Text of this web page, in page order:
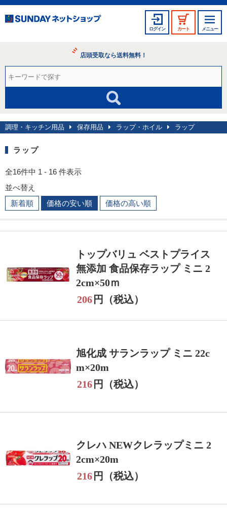
ログイン カート メニュー
店頭受取なら送料無料！
調理・キッチン用品 保存用品 ラップ・ホイル ラップ
ラップ
全16件中 1 - 16 件表示
並べ替え
新着順
価格の安い順 価格の高い順
トップバリュ ベストプライス
無添加 食品保存ラップ ミニ 2
2cm×50ｍ
206 円（税込）
旭化成 サランラップ ミニ 22c
m×20m
216 円（税込）
クレハ NEWクレラップミニ 2
2cm×20m
216 円（税込）